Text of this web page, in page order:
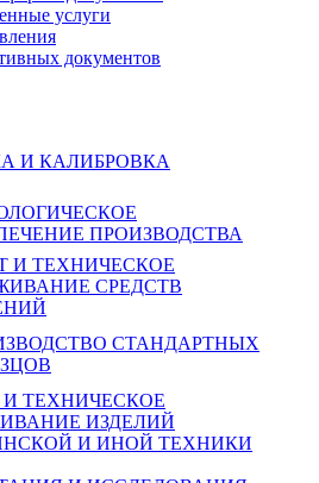
услуги
документов
И КАЛИБРОВКА
ПРОИЗВОДСТВА
И ТЕХНИЧЕСКОЕ
СРЕДСТВ
СТАНДАРТНЫХ
ТЕХНИЧЕСКОЕ
ИЗДЕЛИЙ
И ИНОЙ ТЕХНИКИ